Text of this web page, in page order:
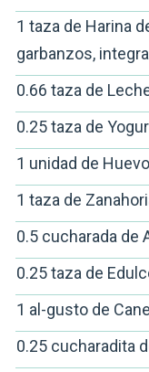
1 taza de Harina
garbanzos,
0.66 taza de
0.25 taza de
1 unidad de Huevo
1 taza de
0.5 cucharada de
0.25 taza de
1 al-gusto de
0.25 cucharadita